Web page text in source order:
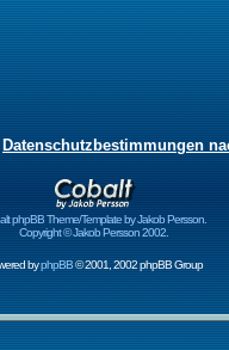
Datenschutzbestimmungen
phpBB Theme/Template by Jakob Persson.
Copyright © Jakob Persson 2002.
byphpBB© 2001, 2002 phpBB Group